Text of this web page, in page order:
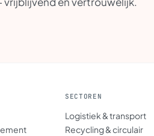
SECTOREN
Logistiek & transport
Recycling & circulair